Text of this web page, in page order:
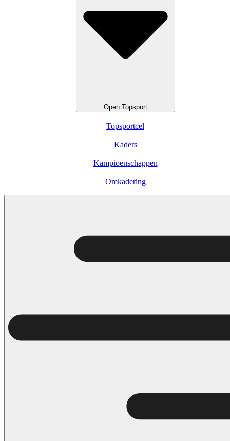
Open Topsport
Topsportcel
Kaders
Kampioenschappen
Omkadering